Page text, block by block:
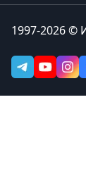
1997-2026 ©